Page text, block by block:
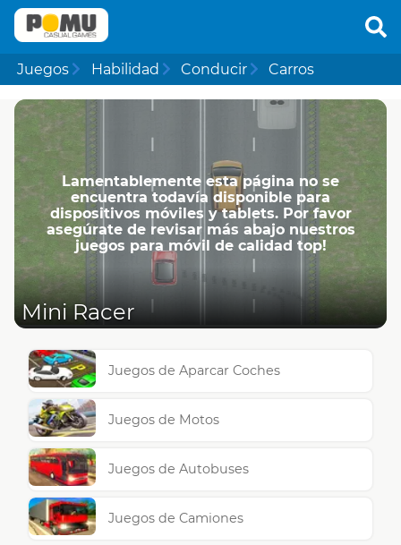
Juegos Habilidad Conducir Carros
Lamentablemente esta página no se
encuentra todavía disponible para
dispositivos móviles y tablets. Por favor
asegúrate de revisar más abajo nuestros
juegos para móvil de calidad top!
Mini Racer
Juegos de Aparcar Coches
Juegos de Motos
Juegos de Autobuses
Juegos de Camiones